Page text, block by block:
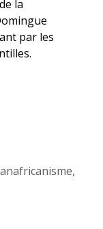
la
par les
,